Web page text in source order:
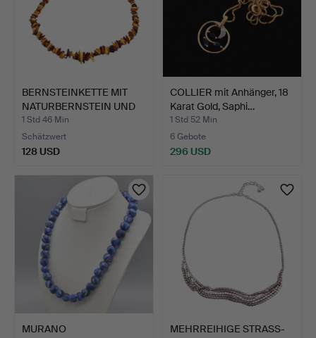
BERNSTEINKETTE MIT
NATURBERNSTEIN UND
BUTT…
1 Std 46 Min
Schätzwert
128 USD
COLLIER mit Anhänger, 18
Karat Gold, Saphi…
1 Std 52 Min
6 Gebote
296 USD
MURANO
MEHRREIHIGE STRASS-